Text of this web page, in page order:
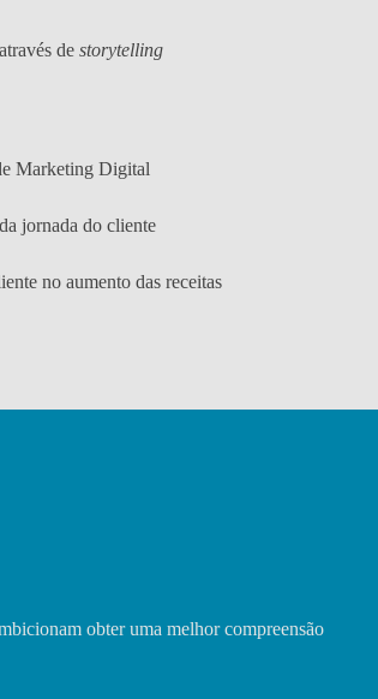
de storytelling
Marketing Digital
jornada do cliente
no aumento das receitas
obter uma melhor compreensão